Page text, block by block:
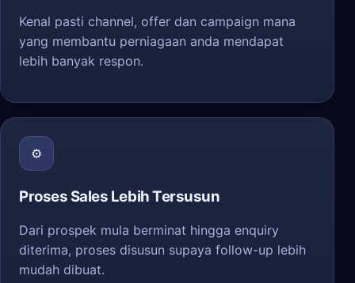
Kenal pasti channel, offer dan campaign mana
yang membantu perniagaan anda mendapat
lebih banyak respon.
⚙️
Proses Sales Lebih Tersusun
Dari prospek mula berminat hingga enquiry
diterima, proses disusun supaya follow-up lebih
mudah dibuat.